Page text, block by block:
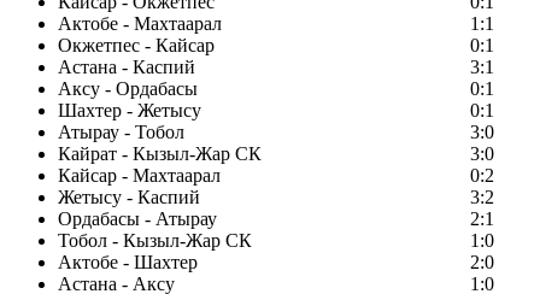
Актобе - Махтаарал
1:1
Окжетпес - Кайсар
0:1
Астана - Каспий
3:1
Аксу - Ордабасы
0:1
Шахтер - Жетысу
0:1
Атырау - Тобол
3:0
Кайрат - Кызыл-Жар СК
3:0
Кайсар - Махтаарал
0:2
Жетысу - Каспий
3:2
Ордабасы - Атырау
2:1
Тобол - Кызыл-Жар СК
1:0
Актобе - Шахтер
2:0
Астана - Аксу
1:0